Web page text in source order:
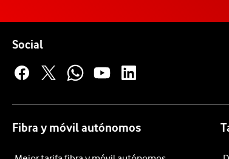
SocialEnlaces a las redes sociales de
Fibra y móvil autónomos